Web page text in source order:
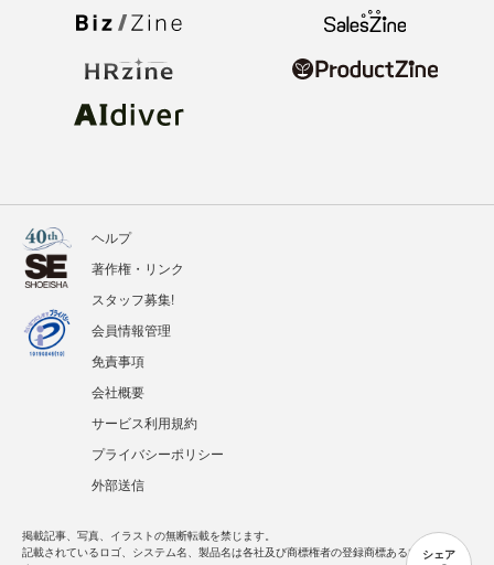
シェア
ヘルプ
著作権・リンク
スタッフ募集!
会員情報管理
免責事項
会社概要
サービス利用規約
プライバシーポリシー
外部送信
掲載記事、写真、イラストの無断転載を禁じます。
記載されているロゴ、システム名、製品名は各社及び商標権者の登録商標あるいは商標で